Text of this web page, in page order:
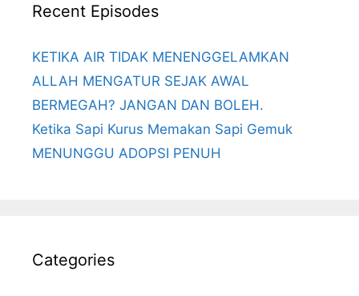
Recent Episodes
KETIKA AIR TIDAK MENENGGELAMKAN
ALLAH MENGATUR SEJAK AWAL
BERMEGAH? JANGAN DAN BOLEH.
Ketika Sapi Kurus Memakan Sapi Gemuk
MENUNGGU ADOPSI PENUH
Categories